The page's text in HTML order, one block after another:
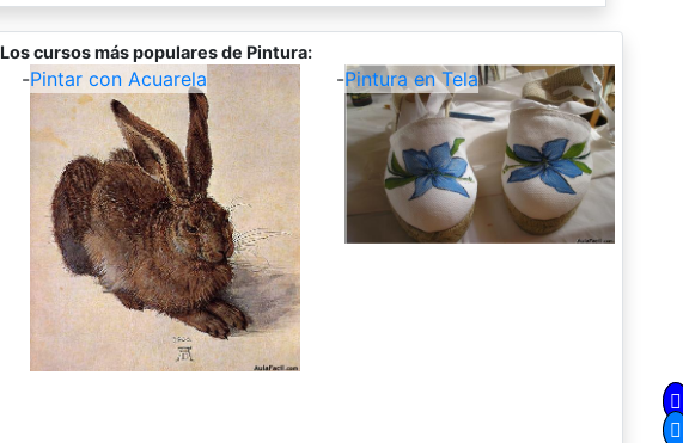
Los cursos más populares de Pintura:
-Pintar con Acuarela -Pintura en Tela